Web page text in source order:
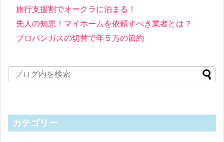
旅行支援割でオークラに泊まる！
先人の知恵！マイホームを依頼すべき業者とは？
プロパンガスの切替で年５万の節約
カテゴリー